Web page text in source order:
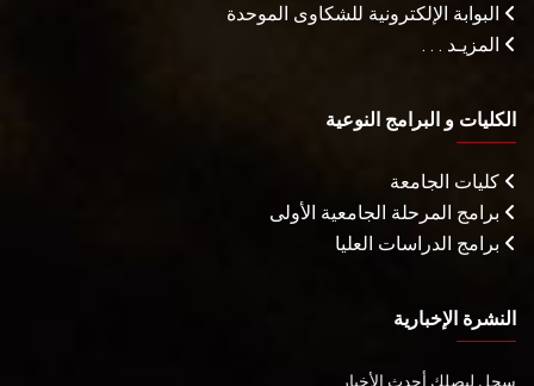
البوابة الإلكترونية للشكاوى الموحدة
المزيـد . . .
الكليات و البرامج النوعية
كليات الجامعة
برامج المرحلة الجامعية الأولى
برامج الدراسات العليا
النشرة الإخبارية
سجل ليصلك أحدث الأخبار